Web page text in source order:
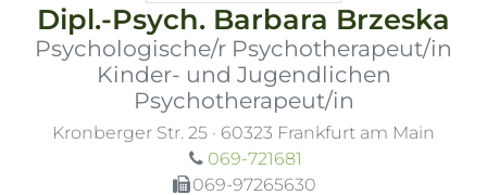
Dipl.-Psych. Barbara Brzeska
Psychologische/r Psychotherapeut/in
Kinder- und Jugendlichen
Psychotherapeut/in
Kronberger Str. 25 · 60323 Frankfurt am Main
069-721681
069-97265630